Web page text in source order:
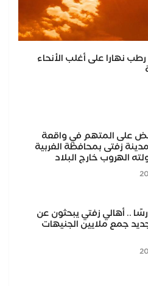
نهارا على أغلب الأنحاء
على المتهم في واقعة
زفتى بمحافظة الغربية
الهروب خارج البلاد
.. أهالي زفتي يبحثون عن
جمع ملايين الجنيهات